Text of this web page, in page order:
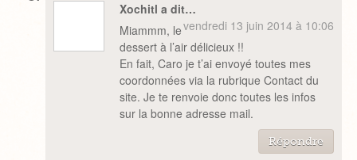
Xochitl a dit…
vendredi 13 juin 2014 à 10:06
Miammm, le
dessert à l’air délicieux !!
En fait, Caro je t’ai envoyé toutes mes
coordonnées via la rubrique Contact du
site. Je te renvoie donc toutes les infos
sur la bonne adresse mail.
Répondre